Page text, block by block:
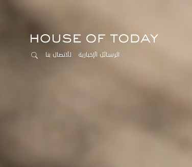
الرسائل الإخبارية للاتصال بنا